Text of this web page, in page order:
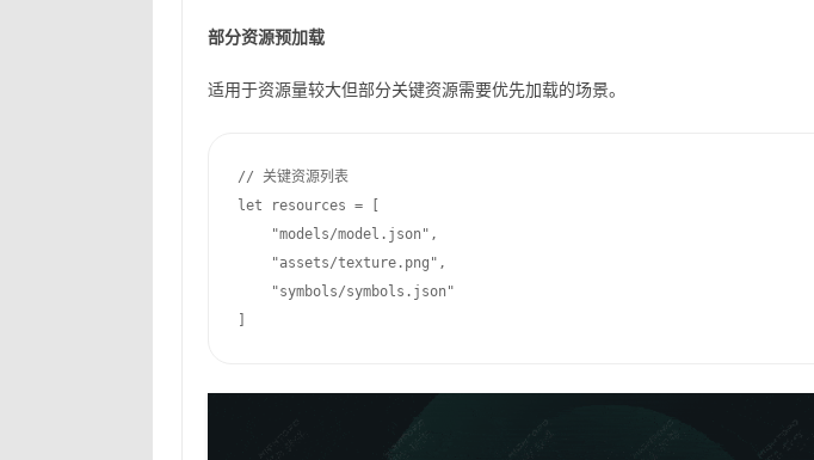
部分资源预加载
适用于资源量较大但部分关键资源需要优先加载的场景。
// 关键资源列表
let resources = [
"models/model.json",
"assets/texture.png",
"symbols/symbols.json"